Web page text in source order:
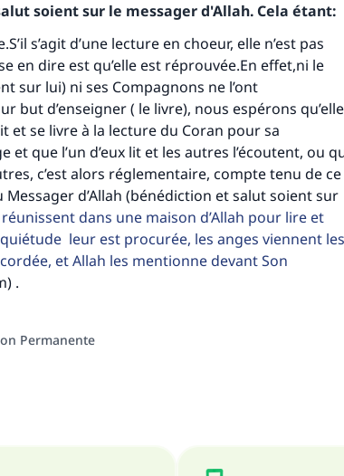
soient sur le messager d'Allah. Cela étant:
s’agit d’une lecture en choeur, elle n’est pas
en dire est qu’elle est réprouvée.En effet,ni le
sur lui) ni ses Compagnons ne l’ont
but d’enseigner ( le livre), nous espérons qu’elle
et se livre à la lecture du Coran pour sa
et que l’un d’eux lit et les autres l’écoutent, ou
c’est alors réglementaire, compte tenu de ce
d’Allah (bénédiction et salut soient sur
dans une maison d’Allah pour lire et
leur est procurée, les anges viennent les
et Allah les mentionne devant Son
.
Permanente
dans la vie de millions de
à votre contribution
à apporter des réponses.
d'Allah (Paix sur lui) a dit:
action obtient la même récompense
celui qui le fait."
(MOUSLIM 1893)